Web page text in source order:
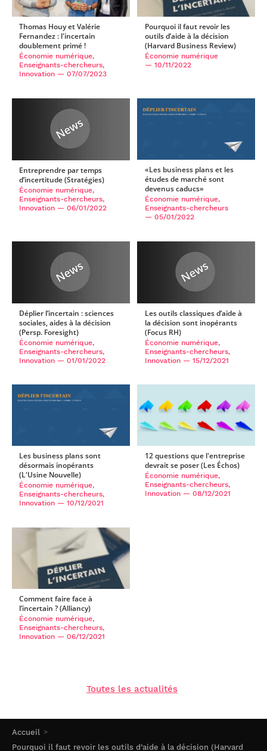
Accueil
Pourquoi il faut revoir les outils d’aide à la décision (Harvard
Thomas Houy et Valérie
Fernandez : l'incertain
doublement primé !
Économie numérique,
Enseignants-chercheurs,
Innovation — 07/07/2023
Pourquoi il faut revoir les
outils d’aide à la décision
(Harvard Business Review)
Économie numérique
— 10/11/2022
Entreprendre par temps
d’incertitude (Stratégies)
Économie numérique,
Enseignants-chercheurs,
Innovation — 06/01/2022
«Les business plans et les
études de marché sont
devenus caducs»
Économie numérique,
Enseignants-chercheurs
— 05/01/2022
Déplier l’incertain : sciences
sociales, aides à la décision
(Persp. Foresight)
Économie numérique,
Enseignants-chercheurs,
Innovation — 01/01/2022
Les outils classiques d’aide à
la décision sont inopérants
(Focus RH)
Économie numérique,
Enseignants-chercheurs,
Innovation— 15/12/2021
Les business plans sont
désormais inopérants
(L'Usine Nouvelle)
Économie numérique,
Enseignants-chercheurs,
Innovation — 10/12/2021
12 questions que l'entreprise
devrait se poser (Les Échos)
Économie numérique,
Enseignants-chercheurs,
Innovation— 08/12/2021
Comment faire face à
l’incertain ? (Alliancy)
Économie numérique,
Enseignants-chercheurs,
Innovation — 06/12/2021
Toutes les actualités